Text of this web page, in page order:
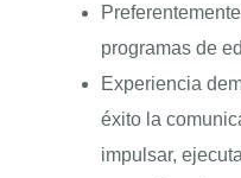
programas de
Experiencia
éxito la
impulsar,